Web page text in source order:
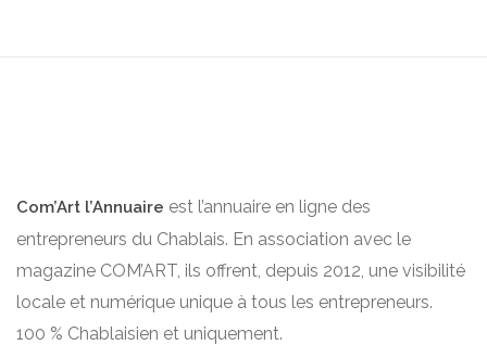
Com’Art l’Annuaire est l’annuaire en ligne des
entrepreneurs du Chablais. En association avec le
magazine COM’ART, ils offrent, depuis 2012, une visibilité
locale et numérique unique à tous les entrepreneurs.
100 % Chablaisien et uniquement.